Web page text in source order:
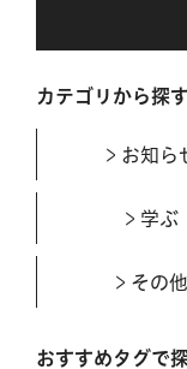
カテゴリから探す
お知ら
学ぶ
その他
おすすめタグで